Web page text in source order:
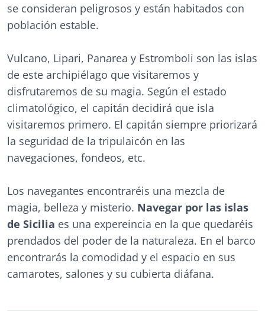
se consideran peligrosos y están habitados con
población estable.
Vulcano, Lipari, Panarea y Estromboli son las islas
de este archipiélago que visitaremos y
disfrutaremos de su magia. Según el estado
climatológico, el capitán decidirá que isla
visitaremos primero. El capitán siempre priorizará
la seguridad de la tripulaicón en las
navegaciones, fondeos, etc.
Los navegantes encontraréis una mezcla de
magia, belleza y misterio. Navegar por las islas
de Sicilia es una expereincia en la que quedaréis
prendados del poder de la naturaleza. En el barco
encontrarás la comodidad y el espacio en sus
camarotes, salones y su cubierta diáfana.